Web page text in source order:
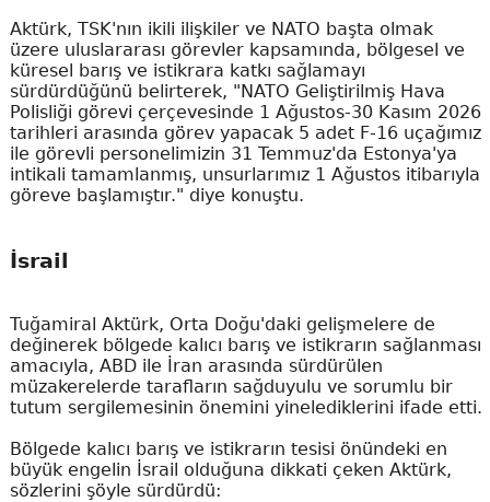
Aktürk, TSK'nın ikili ilişkiler ve NATO başta olmak
üzere uluslararası görevler kapsamında, bölgesel ve
küresel barış ve istikrara katkı sağlamayı
sürdürdüğünü belirterek, "NATO Geliştirilmiş Hava
Polisliği görevi çerçevesinde 1 Ağustos-30 Kasım 2026
tarihleri arasında görev yapacak 5 adet F-16 uçağımız
ile görevli personelimizin 31 Temmuz'da Estonya'ya
intikali tamamlanmış, unsurlarımız 1 Ağustos itibarıyla
göreve başlamıştır." diye konuştu.
İsrail
Tuğamiral Aktürk, Orta Doğu'daki gelişmelere de
değinerek bölgede kalıcı barış ve istikrarın sağlanması
amacıyla, ABD ile İran arasında sürdürülen
müzakerelerde tarafların sağduyulu ve sorumlu bir
tutum sergilemesinin önemini yinelediklerini ifade etti.
Bölgede kalıcı barış ve istikrarın tesisi önündeki en
büyük engelin İsrail olduğuna dikkati çeken Aktürk,
sözlerini şöyle sürdürdü: